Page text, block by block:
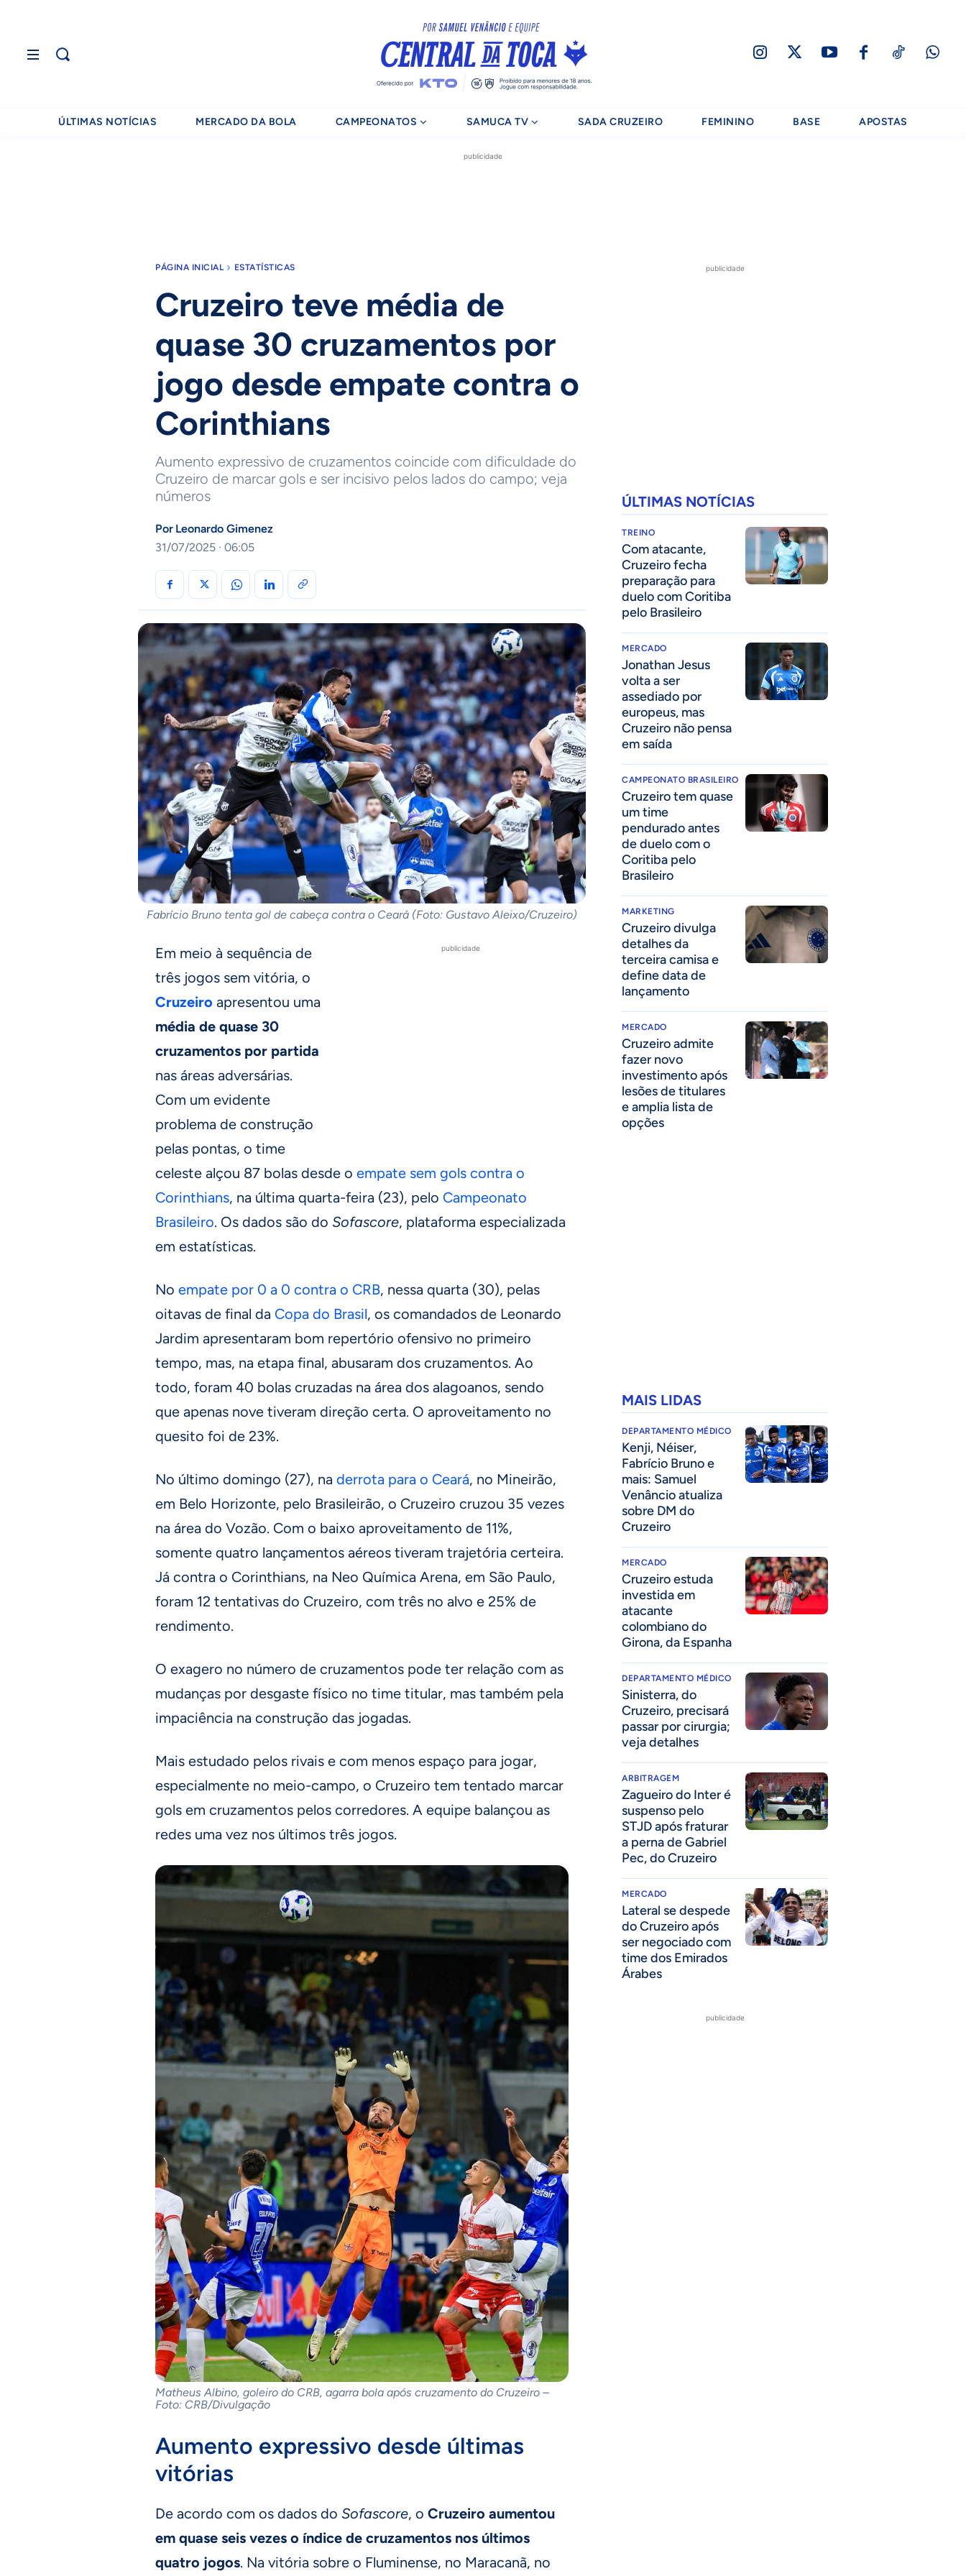
ÚLTIMAS NOTÍCIAS MERCADO DA BOLA CAMPEONATOS SAMUCA TV SADA CRUZEIRO FEMININO BASE APOSTAS
publicidade
PÁGINA INICIAL ESTATÍSTICAS
Cruzeiro teve média de
quase 30 cruzamentos por
jogo desde empate contra o
Corinthians
Aumento expressivo de cruzamentos coincide com dificuldade do
Cruzeiro de marcar gols e ser incisivo pelos lados do campo; veja
números
Por Leonardo Gimenez
31/07/2025 · 06:05
Fabrício Bruno tenta gol de cabeça contra o Ceará (Foto: Gustavo Aleixo/Cruzeiro)
publicidade
Em meio à sequência de
três jogos sem vitória, o
Cruzeiro apresentou uma
média de quase 30
cruzamentos por partida
nas áreas adversárias.
Com um evidente
problema de construção
pelas pontas, o time
celeste alçou 87 bolas desde o empate sem gols contra o
Corinthians, na última quarta-feira (23), pelo Campeonato
Brasileiro. Os dados são do Sofascore, plataforma especializada
em estatísticas.
No empate por 0 a 0 contra o CRB, nessa quarta (30), pelas
oitavas de final da Copa do Brasil, os comandados de Leonardo
Jardim apresentaram bom repertório ofensivo no primeiro
tempo, mas, na etapa final, abusaram dos cruzamentos. Ao
todo, foram 40 bolas cruzadas na área dos alagoanos, sendo
que apenas nove tiveram direção certa. O aproveitamento no
quesito foi de 23%.
No último domingo (27), na derrota para o Ceará, no Mineirão,
em Belo Horizonte, pelo Brasileirão, o Cruzeiro cruzou 35 vezes
na área do Vozão. Com o baixo aproveitamento de 11%,
somente quatro lançamentos aéreos tiveram trajetória certeira.
Já contra o Corinthians, na Neo Química Arena, em São Paulo,
foram 12 tentativas do Cruzeiro, com três no alvo e 25% de
rendimento.
O exagero no número de cruzamentos pode ter relação com as
mudanças por desgaste físico no time titular, mas também pela
impaciência na construção das jogadas.
Mais estudado pelos rivais e com menos espaço para jogar,
especialmente no meio-campo, o Cruzeiro tem tentado marcar
gols em cruzamentos pelos corredores. A equipe balançou as
redes uma vez nos últimos três jogos.
Matheus Albino, goleiro do CRB, agarra bola após cruzamento do Cruzeiro –
Foto: CRB/Divulgação
Aumento expressivo desde últimas
vitórias
De acordo com os dados do Sofascore, o Cruzeiro aumentou
em quase seis vezes o índice de cruzamentos nos últimos
quatro jogos. Na vitória sobre o Fluminense, no Maracanã, no
publicidade
ÚLTIMAS NOTÍCIAS
TREINO
Com atacante,
Cruzeiro fecha
preparação para
duelo com Coritiba
pelo Brasileiro
MERCADO
Jonathan Jesus
volta a ser
assediado por
europeus, mas
Cruzeiro não pensa
em saída
CAMPEONATO BRASILEIRO
Cruzeiro tem quase
um time
pendurado antes
de duelo com o
Coritiba pelo
Brasileiro
MARKETING
Cruzeiro divulga
detalhes da
terceira camisa e
define data de
lançamento
MERCADO
Cruzeiro admite
fazer novo
investimento após
lesões de titulares
e amplia lista de
opções
MAIS LIDAS
DEPARTAMENTO MÉDICO
Kenji, Néiser,
Fabrício Bruno e
mais: Samuel
Venâncio atualiza
sobre DM do
Cruzeiro
MERCADO
Cruzeiro estuda
investida em
atacante
colombiano do
Girona, da Espanha
DEPARTAMENTO MÉDICO
Sinisterra, do
Cruzeiro, precisará
passar por cirurgia;
veja detalhes
ARBITRAGEM
Zagueiro do Inter é
suspenso pelo
STJD após fraturar
a perna de Gabriel
Pec, do Cruzeiro
MERCADO
Lateral se despede
do Cruzeiro após
ser negociado com
time dos Emirados
Árabes
publicidade